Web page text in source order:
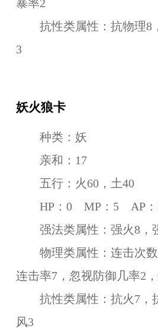
暴率2
抗性类属性：抗物理8
3
妖火狼卡
种类：妖
亲和：17
五行：火60，土40
HP：0 MP：5 AP：
强法类属性：强火8，
物理类属性：连击次数
连击率7，忽视防御几率2
抗性类属性：抗火7，
风3